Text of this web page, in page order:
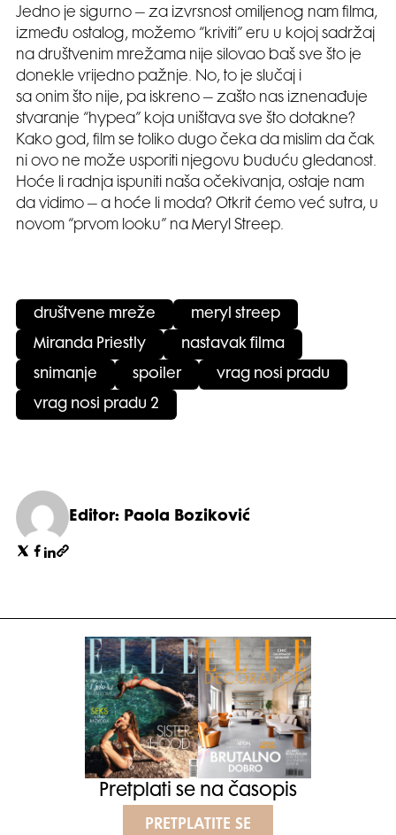
Jedno je sigurno – za izvrsnost omiljenog nam filma,
između ostalog, možemo “kriviti” eru u kojoj sadržaj
na društvenim mrežama nije silovao baš sve što je
donekle vrijedno pažnje. No, to je slučaj i
sa onim što nije, pa iskreno – zašto nas iznenađuje
stvaranje “hypea” koja uništava sve što dotakne?
Kako god, film se toliko dugo čeka da mislim da čak
ni ovo ne može usporiti njegovu buduću gledanost.
Hoće li radnja ispuniti naša očekivanja, ostaje nam
da vidimo – a hoće li moda? Otkrit ćemo već sutra, u
novom “prvom looku” na Meryl Streep.
društvene mreže meryl streep
Miranda Priestly nastavak filma
snimanje spoiler vrag nosi pradu
vrag nosi pradu 2
Editor: Paola Boziković
Pretplati se na časopis
PRETPLATITE SE